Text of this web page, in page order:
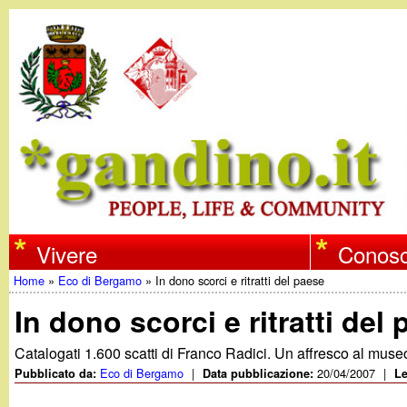
w
w
w
.
Vivere
Tu
sei
qui
Home » Eco di Bergamo » In dono scorci e ritratti del paese
In dono scorci e ritratti del
Catalogati 1.600 scatti di Franco Radici. Un affresco al
Pubblicato da: Eco di Bergamo | Data pubblicazione:20/04/2007 |